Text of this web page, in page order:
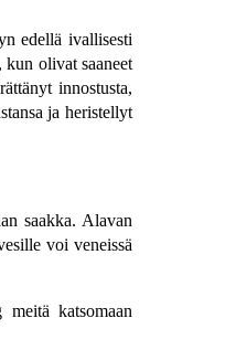
edellä ivallisesti
olivat saaneet
innostusta,
ja heristellyt
saakka. Alavan
voi veneissä
katsomaan